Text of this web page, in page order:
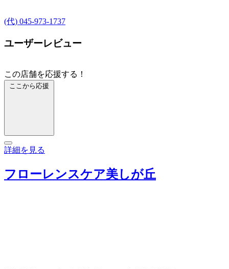
(代) 045-973-1737
ユーザーレビュー
この店舗を応援する！
ここから応援
詳細を見る
フローレンスケア美しが丘